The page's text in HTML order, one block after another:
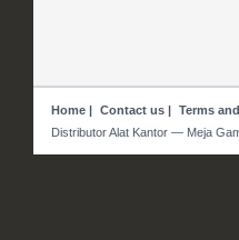
Home| Contact us| Terms
Distributor Alat Kantor — Meja